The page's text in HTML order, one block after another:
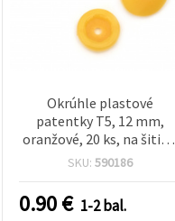
Okrúhle plastové
patentky T5, 12 mm,
oranžové, 20 ks, na šitie a
ručné práce
SKU: 590186
0.90€ 1-2 bal.